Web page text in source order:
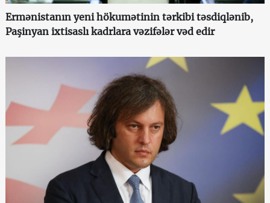
Ermənistanın yeni hökumətinin tərkibi təsdiqlənib,
Paşinyan ixtisaslı kadrlara vəzifələr vəd edir